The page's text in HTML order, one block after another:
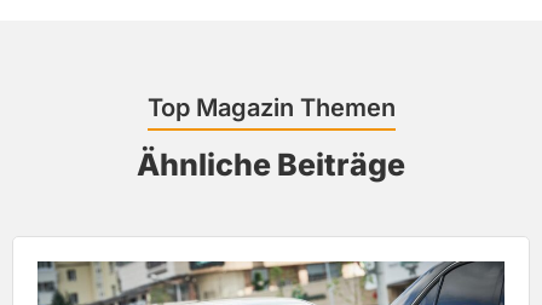
Top Magazin T hemen
Ähnliche Beiträge